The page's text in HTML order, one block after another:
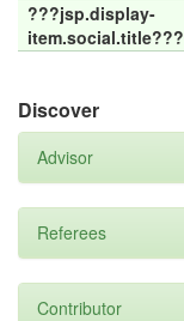
???jsp.display-
item.social.title???
Discover
Advisor
Referees
Contributor